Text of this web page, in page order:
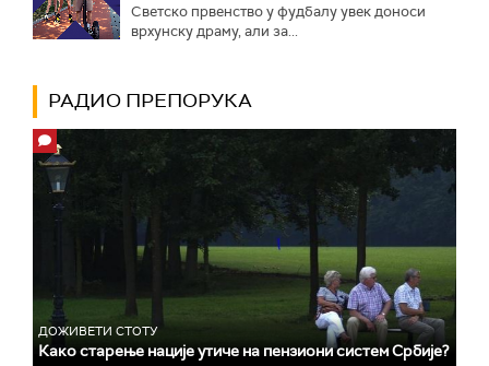
Светско првенство у фудбалу увек доноси
врхунску драму, али за...
РАДИО ПРЕПОРУКА
ДОЖИВЕТИ СТОТУ
Како старење нације утиче на пензиони систем Србије?